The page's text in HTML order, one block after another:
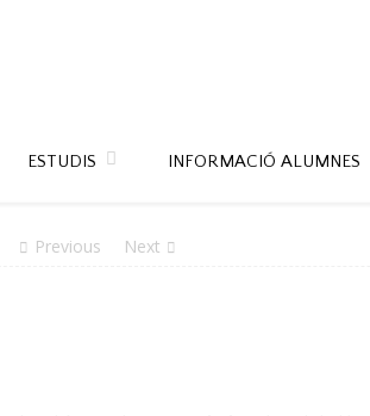
ESTUDIS INFORMACIÓ ALUMNES
Previous Next